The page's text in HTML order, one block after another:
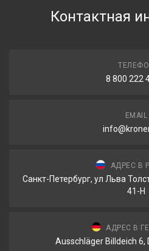
Контактная
8 800 222
EMAIL
АДРЕС В
Санкт-Петербург, ул Льва
41-Н
АДРЕС В
Ausschläger Billdeich 6,